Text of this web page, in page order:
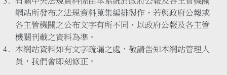
網站所發布之法規資料蒐集編排製作，若與政府公報或
各主管機關之公布文字有所不同，以政府公報及各主管
機關刊載之資料為準。
本網站資料如有文字疏漏之處，敬請告知本網站管理人
員，我們會即刻修正。